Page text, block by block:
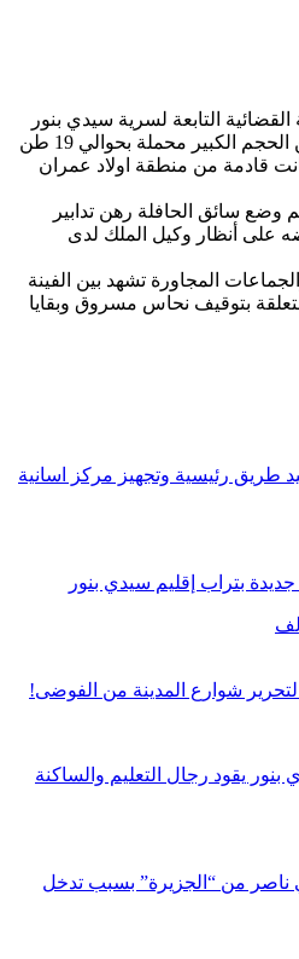
التابعة لسرية سيدي بنور
قبل قليل من توقيف حافلة من الحجم الكبير محملة بحوالي 19 طن
قادمة من منطقة اولاد عمران
وضع سائق الحافلة رهن تدابير
على أنظار وكيل الملك لدى
المجاورة تشهد بين الفينة
بتوقيف نحاس مسروق وبقايا
طريق رئيسية وتجهيز مركز اسانية
بتراب إقليم سيدي بنور
شوارع المدينة من الفوضى!
يقود رجال التعليم والساكنة
من “الجزيرة” بسبب تدخل